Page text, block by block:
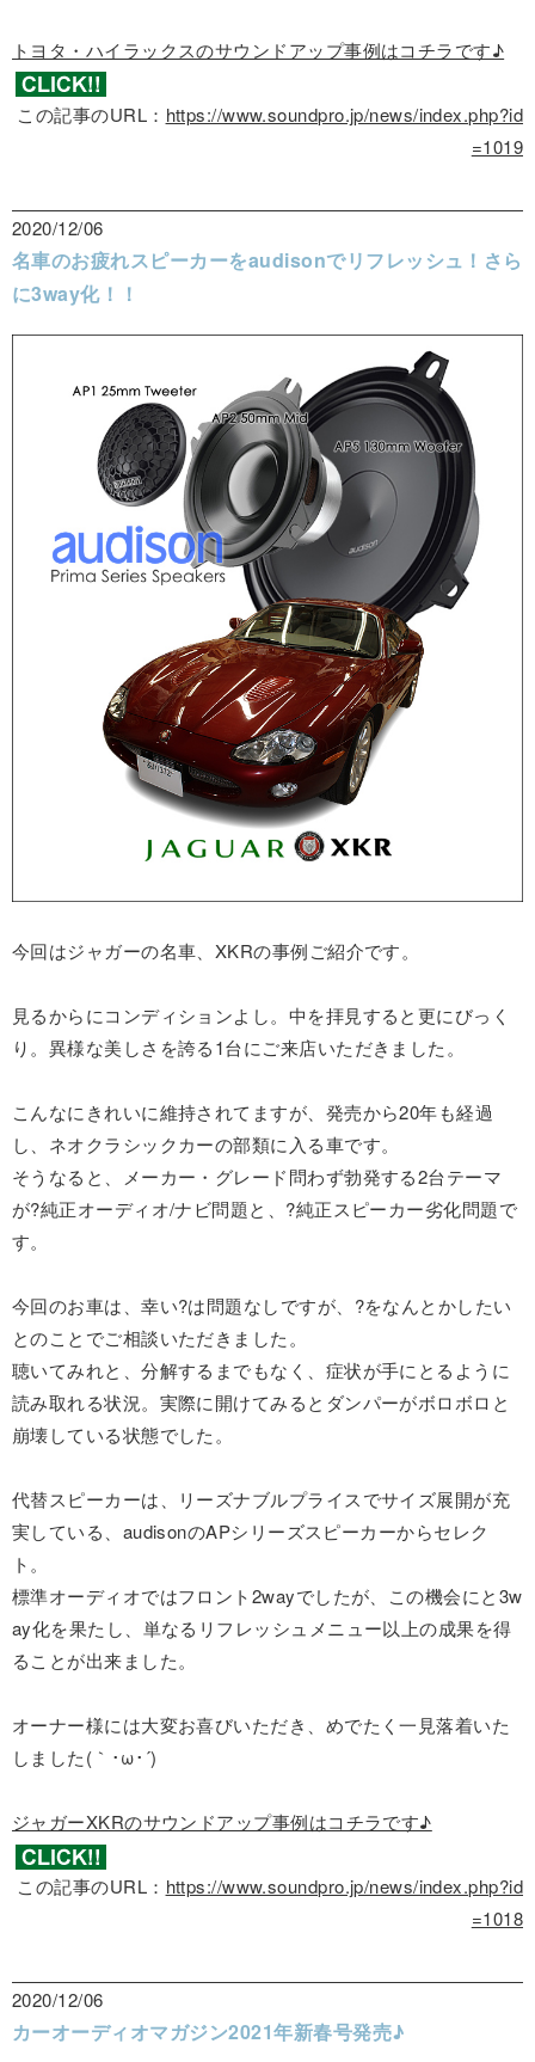
トヨタ・ハイラックスのサウンドアップ事例はコチラです♪
この記事のURL： https://www.soundpro.jp/news/index.php?id
=1019
2020/12/06
名車のお疲れスピーカーをaudisonでリフレッシュ！さら
に3way化！！
今回はジャガーの名車、XKRの事例ご紹介です。
見るからにコンディションよし。中を拝見すると更にびっく
り。異様な美しさを誇る1台にご来店いただきました。
こんなにきれいに維持されてますが、発売から20年も経過
し、ネオクラシックカーの部類に入る車です。
そうなると、メーカー・グレード問わず勃発する2台テーマ
が?純正オーディオ/ナビ問題と、?純正スピーカー劣化問題で
す。
今回のお車は、幸い?は問題なしですが、?をなんとかしたい
とのことでご相談いただきました。
聴いてみれと、分解するまでもなく、症状が手にとるように
読み取れる状況。実際に開けてみるとダンパーがボロボロと
崩壊している状態でした。
代替スピーカーは、リーズナブルプライスでサイズ展開が充
実している、audisonのAPシリーズスピーカーからセレク
ト。
標準オーディオではフロント2wayでしたが、この機会にと3w
ay化を果たし、単なるリフレッシュメニュー以上の成果を得
ることが出来ました。
オーナー様には大変お喜びいただき、めでたく一見落着いた
しました(｀･ω･´)ゞ
ジャガーXKRのサウンドアップ事例はコチラです♪
この記事のURL： https://www.soundpro.jp/news/index.php?id
=1018
2020/12/06
カーオーディオマガジン2021年新春号発売♪